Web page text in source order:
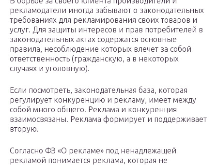
рекламодатели иногда забывают о законодательных
требованиях для рекламирования своих товаров и
услуг. Для защиты интересов и прав потребителей в
законодательных актах содержатся основные
правила, несоблюдение которых влечет за собой
ответственность (гражданскую, а в некоторых
случаях и уголовную).
Если посмотреть, законодательная база, которая
регулирует конкуренцию и рекламу, имеет между
собой много общего. Реклама и конкуренция
взаимосвязаны. Реклама формирует и поддерживает
вторую.
Согласно ФЗ «О рекламе» под ненадлежащей
рекламой понимается реклама, которая не